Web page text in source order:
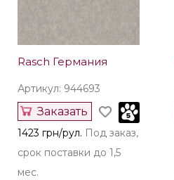
Rasch Германия
Артикул: 944693
Заказать
1423 грн/рул. Под заказ,
срок поставки до 1,5
мес.